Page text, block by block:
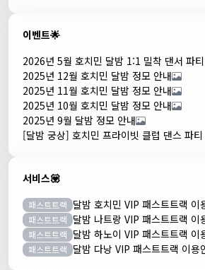
이벤트🌟
2026년 5월 호치민 달밤 1:1 밀착 댄서 파
2025년 12월 호치민 달밤 정모 안내
2025년 11월 호치민 달밤 정모 안내
2025년 10월 호치민 달밤 정모 안내
2025년 9월 달밤 정모 안내
서비스💟
패스트트랙
패스트트랙
패스트트랙
패스트트랙